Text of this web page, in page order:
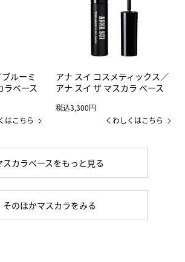
ルーミ
ラベース
はこちら
アナ スイ コスメティックス／
アナ スイ ザ マスカラ ベース
税込3,300円
くわしくはこちら
スカラベースをもっと見る
そのほかマスカラをみる